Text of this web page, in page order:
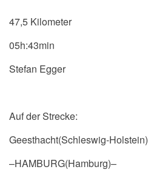
47,5 Kilometer
05h:43min
Stefan Egger
Auf der Strecke:
Geesthacht(Schleswig-Holstein)
–HAMBURG(Hamburg)–